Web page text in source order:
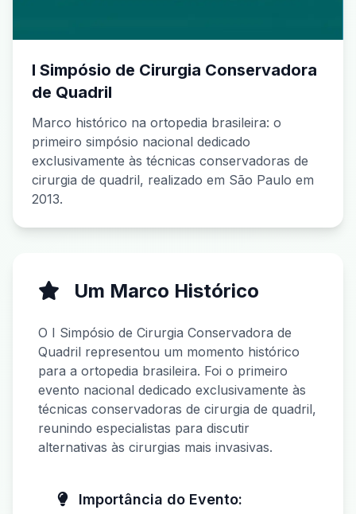
I Simpósio de Cirurgia Conservadora
de Quadril
Marco histórico na ortopedia brasileira: o
primeiro simpósio nacional dedicado
exclusivamente às técnicas conservadoras de
cirurgia de quadril, realizado em São Paulo em
2013.
Um Marco Histórico
O I Simpósio de Cirurgia Conservadora de
Quadril representou um momento histórico
para a ortopedia brasileira. Foi o primeiro
evento nacional dedicado exclusivamente às
técnicas conservadoras de cirurgia de quadril,
reunindo especialistas para discutir
alternativas às cirurgias mais invasivas.
Importância do Evento: